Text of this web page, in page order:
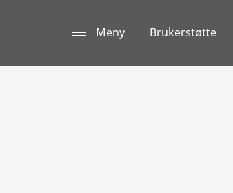
Meny Brukerstøtte